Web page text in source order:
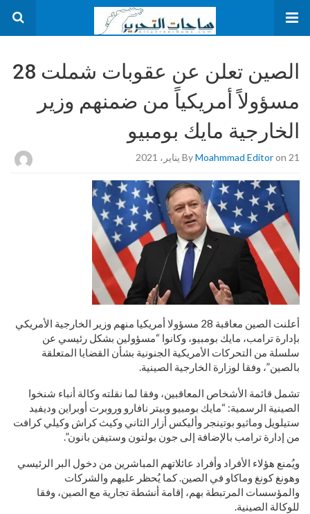
الصين تعلن عن عقوبات شملت 28
مسؤولاً أمريكياً من ضمنهم وزير
الخارجية مايك بومبيو
ByMoahmmad Editoron 21 يناير، 2021
أعلنت الصين معاقبة 28 مسؤولا أمريكيا منهم وزير الخارجية الأمريكي
بإدارة ترامب، مايك بومبيو، وكانوا “مسؤولين بشكل رئيسي عن
سلسلة من التحركات الأمريكية الجنونية بشأن القضايا المتعلقة
بالصين”، وفقا لوزارة الخارجية الصينية.
تشمل قائمة الأشخاص المعاقبين، وفقا لما نقلته وكالة أنباء شنخوا
الصينية الرسمية: “مايك بومبيو وبيتر نافارو وروبرت أوبراين وديفيد
ستيلويل وماثيو بوتينجر وأليكس أزار الثاني وكيث كراش وكيلي كرافت
من إدارة ترامب بالإضافة إلى جون بولتون وستيفن بانون”.
ويُمنع هؤلاء الأفراد وأفراد عائلاتهم المباشرين من دخول البر الرئيسي
وهونغ كونغ وماكاو في الصين. كما يُحظر عليهم والشركات
والمؤسسات المرتبطة بهم، إقامة أنشطة تجارية مع الصين، وفقا
للوكالة الصينية.